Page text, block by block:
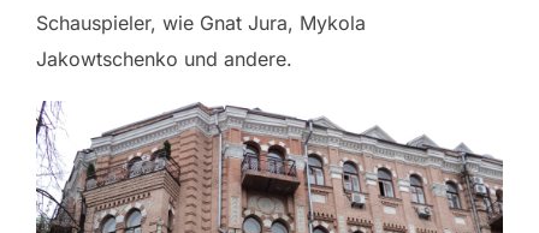
Schauspieler, wie Gnat Jura, Mykola
Jakowtschenko und andere.